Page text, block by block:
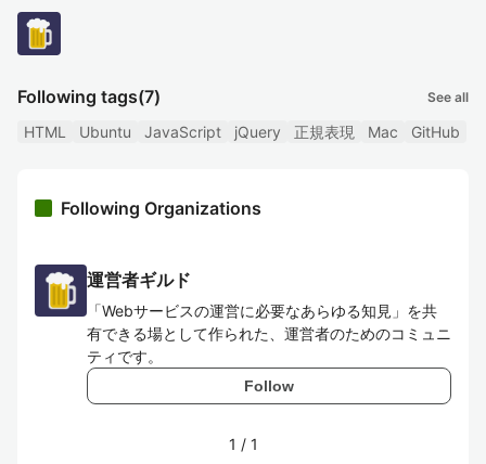
Following tags(7) See all
HTML Ubuntu JavaScript jQuery 正規表現 Mac GitHub
Following Organizations
運営者ギルド
「Webサービスの運営に必要なあらゆる知見」を共
有できる場として作られた、運営者のためのコミュニ
ティです。
Follow
1 / 1